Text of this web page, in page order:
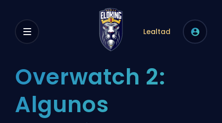
Lealtad
Overwatch 2:
Algunos